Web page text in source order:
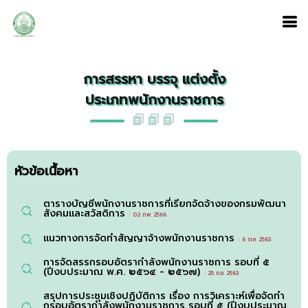
การสรรหา บรรจุ แต่งตั้ง
ประเภทพนักงานราชการ
หัวข้อเนื้อหา
ตารางบัญชีพนักงานราชการที่เรียกจัดจ้างของกรมพัฒนา
สังคมและสวัสดิการ : 02 ก.พ. 2566
แนวทางการจัดทำสัญญาจ้างพนักงานราชการ : 6 ต.ค. 2563
การจัดสรรกรอบอัตรากำลังพนักงานราชการ รอบที่ ๕
(ปีงบประมาณ พ.ศ. ๒๕๖๔ - ๒๕๖๗) : 25 ก.ย. 2563
สรุปการประชุมเชิงปฏิบัติการ เรื่อง การวิเคราะห์เพื่อจัดทำ